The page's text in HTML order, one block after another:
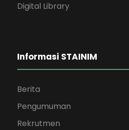
Digital Library
Informasi STAINIM
Berita
Pengumuman
Rekrutmen